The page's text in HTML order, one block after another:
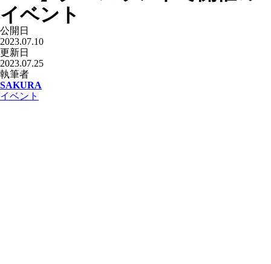
イベント
公開日
2023.07.10
更新日
2023.07.25
執筆者
SAKURA
イベント